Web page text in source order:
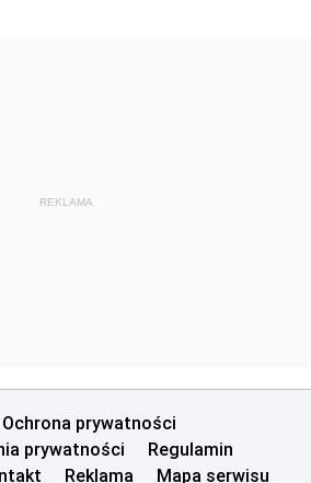
REKLAMA
Ochrona prywatności
prywatności
Regulamin
Reklama Mapa serwisu